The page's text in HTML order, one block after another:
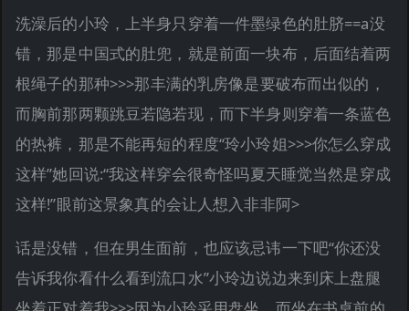
洗澡后的小玲，上半身只穿着一件墨绿色的肚脐==a没
错，那是中国式的肚兜，就是前面一块布，后面结着两
根绳子的那种>>>那丰满的乳房像是要破布而出似的，
而胸前那两颗跳豆若隐若现，而下半身则穿着一条蓝色
的热裤，那是不能再短的程度“玲小玲姐>>>你怎么穿成
这样”她回说:“我这样穿会很奇怪吗夏天睡觉当然是穿成
这样!”眼前这景象真的会让人想入非非阿>
话是没错，但在男生面前，也应该忌讳一下吧“你还没
告诉我你看什么看到流口水”小玲边说边来到床上盘腿